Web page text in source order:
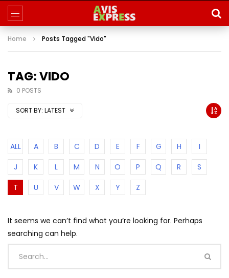
Home Posts Tagged "Vido"
TAG: VIDO
0 POSTS
SORT BY: LATEST
ALL A B C D E F G H
I
J
K L M N O P Q R
S
T
U V W X Y Z
It seems we can’t find what you’re looking for. Perhaps
searching can help.